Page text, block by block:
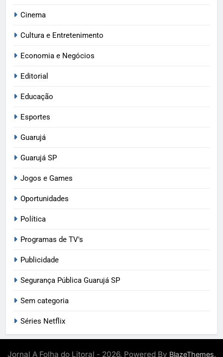
Cinema
Cultura e Entretenimento
Economia e Negócios
Editorial
Educação
Esportes
Guarujá
Guarujá SP
Jogos e Games
Oportunidades
Política
Programas de TV's
Publicidade
Segurança Pública Guarujá SP
Sem categoria
Séries Netflix
Jornal A Folha do Litoral - 2026. Powered By BlazeThemes.